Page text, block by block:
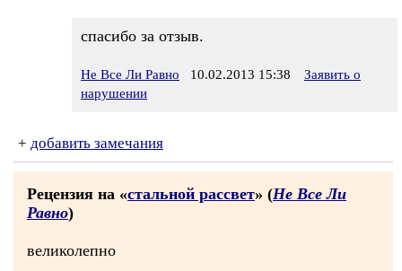
спасибо за отзыв.
Не Все Ли Равно 10.02.2013 15:38
Заявить о
нарушении
+ добавить замечания
Рецензия на «стальной рассвет» (Не Все Ли
Равно)
великолепно